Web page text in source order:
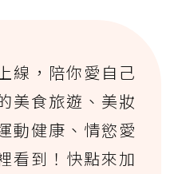
線，陪你愛自己
美食旅遊、美妝
動健康、情慾愛
看到！快點來加